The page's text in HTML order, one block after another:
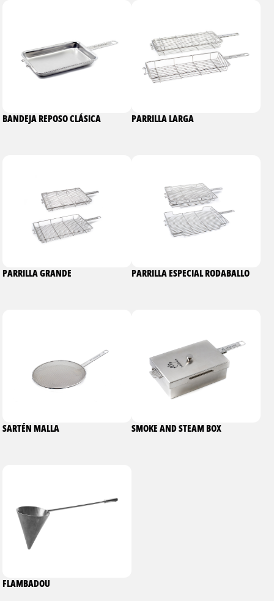
BANDEJA REPOSO CLÁSICA PARRILLA LARGA
PARRILLA GRANDE PARRILLA ESPECIAL RODABALLO
SARTÉN MALLA SMOKE AND STEAM BOX
FLAMBADOU